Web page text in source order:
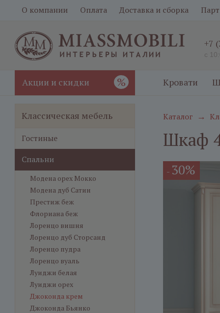
О компании Оплата Доставка и сборка
+7
с
Акции и скидки % Кровати
Каталог →
Шкаф
- 30%
Классическая мебель
Гостиные
Спальни
Модена орех Мокко
Модена дуб Сатин
Престиж беж
Флориана беж
Лоренцо вишня
Лоренцо дуб Сторсанд
Лоренцо пудра
Лоренцо вуаль
Луиджи белая
Луиджи орех
Джоконда крем
Джоконда Бьянко